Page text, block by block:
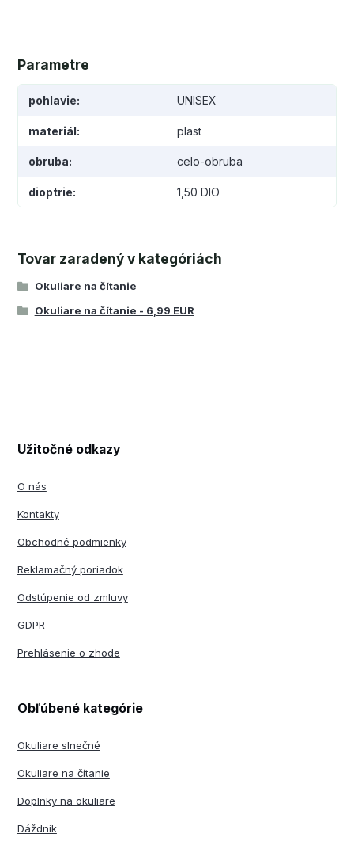
Parametre
pohlavie UNISEX
materiál plast
obruba celo-obruba
dioptrie 1,50 DIO
Tovar zaradený v kategóriách
Okuliare na čítanie
Okuliare na čítanie - 6,99 EUR
Užitočné odkazy
O nás
Kontakty
Obchodné podmienky
Reklamačný poriadok
Odstúpenie od zmluvy
GDPR
Prehlásenie o zhode
Obľúbené kategórie
Okuliare slnečné
Okuliare na čítanie
Doplnky na okuliare
Dáždnik